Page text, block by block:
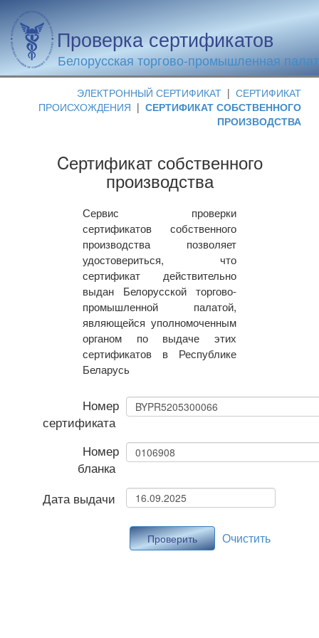
Проверка сертификатов
Белорусская торгово-промышленная
ЭЛЕКТРОННЫЙ СЕРТИФИКАТ | СЕРТИФИКАТ
ПРОИСХОЖДЕНИЯ | СЕРТИФИКАТ СОБСТВЕННОГО
ПРОИЗВОДСТВА
Cертификат собственного
производства
Сервис проверки
сертификатов собственного
производства позволяет
удостовериться, что
сертификат действительно
выдан Белорусской торгово-
промышленной палатой,
являющейся уполномоченным
органом по выдаче этих
сертификатов в Республике
Беларусь
Номер
сертификата
Номер
бланка
Дата выдачи
Проверить Очистить